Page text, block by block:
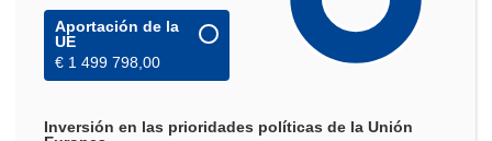
Aportación de la
UE
€ 1 499 798,00
Inversión en las prioridades políticas de la Unión